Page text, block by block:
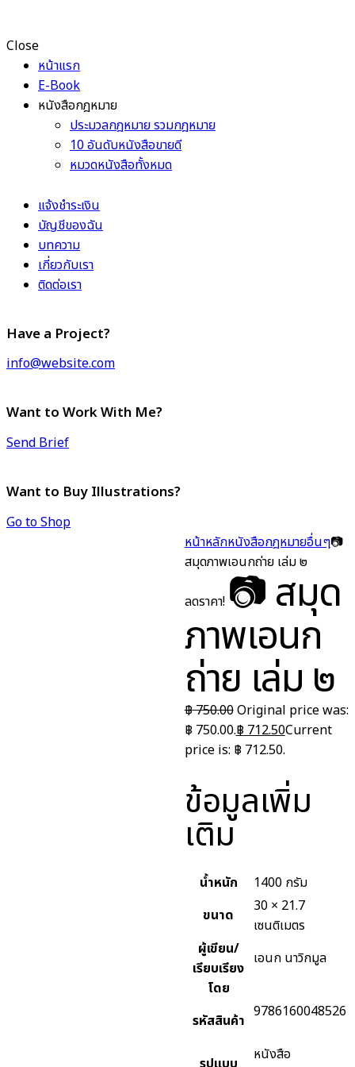
Close
หน้าแรก
E-Book
หนังสือกฎหมาย
ประมวลกฎหมาย รวมกฎหมาย
10 อันดับหนังสือขายดี
หมวดหนังสือทั้งหมด
แจ้งชำระเงิน
บัญชีของฉัน
บทความ
เกี่ยวกับเรา
ติดต่อเรา
Have a Project?
info@website.com
Want to Work With Me?
Send Brief
Want to Buy Illustrations?
Go to Shop
หน้าหลักหนังสือกฎหมายอื่นๆ📷
สมุดภาพเอนกถ่าย เล่ม ๒
ลดราคา! 📷 สมุด
ภาพเอนก
ถ่าย เล่ม ๒
฿750.00Original price was:
฿ 750.00.฿ 712.50Current
price is: ฿ 712.50.
ข้อมูลเพิ่ม
เติม
น้ำหนัก
1400 กรัม
ขนาด
30 × 21.7
เซนติเมตร
ผู้เขียน/
เรียบเรียง
โดย
เอนก นาวิกมูล
รหัสสินค้า 9786160048526
หนังสือ